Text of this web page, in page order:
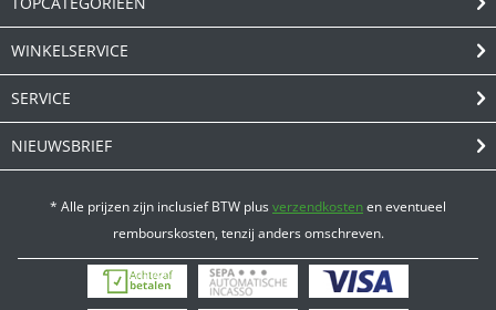
WINKELSERVICE
SERVICE
NIEUWSBRIEF
* Alle prijzen zijn inclusief BTW plusverzendkostenen eventueel
rembourskosten, tenzij anders omschreven.